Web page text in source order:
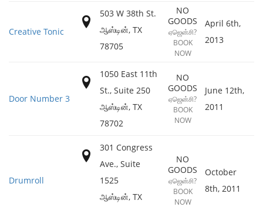
Creative Tonic
503 W 38th St.
ஆஸ்டின், TX
78705
NO
GOODS
ஏஜென்சி?
BOOK
NOW
April 6th,
2013
Door Number 3
1050 East 11th
St., Suite 250
ஆஸ்டின், TX
78702
NO
GOODS
ஏஜென்சி?
BOOK
NOW
June 12th,
2011
Drumroll
301 Congress
Ave., Suite
1525
ஆஸ்டின், TX
NO
GOODS
ஏஜென்சி?
BOOK
NOW
October
8th, 2011